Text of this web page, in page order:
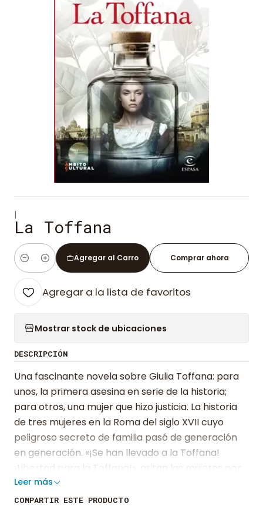
|
La Toffana
Cantidad
Agregar al Carro Comprar ahora
Agregar a la lista de favoritos
Mostrar stock de ubicaciones
DESCRIPCIÓN
Una fascinante novela sobre Giulia Toffana: para
unos, la primera asesina en serie de la historia;
para otros, una mujer que hizo justicia. La historia
de tres mujeres en la Roma del siglo XVII cuyo
peligroso secreto de familia pasó de generación
en generación. «¡Se han llevado a la Toffana!
¡Libertad para la Toffana!», gritan las mujeres por
las calles de la Roma del Papado, Ciudad
Eternamente corrupta y en plena revolución
Leer más
COMPARTIR ESTE PRODUCTO